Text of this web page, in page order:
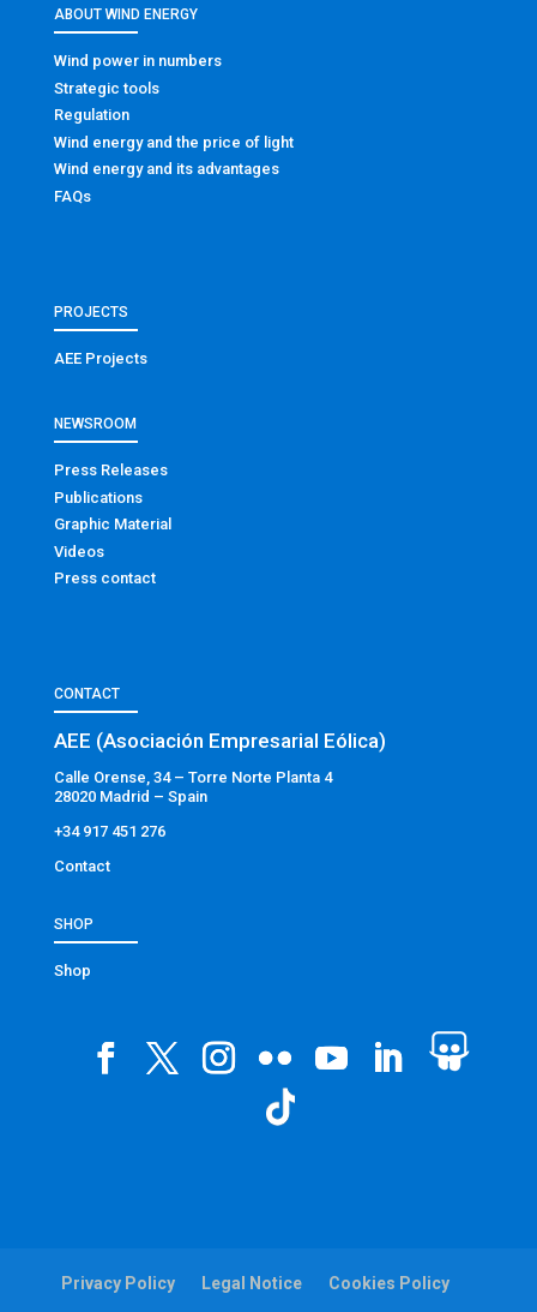
ABOUT WIND ENERGY
Wind power in numbers
Strategic tools
Regulation
Wind energy and the price of light
Wind energy and its advantages
FAQs
PROJECTS
AEE Projects
NEWSROOM
Press Releases
Publications
Graphic Material
Videos
Press contact
CONTACT
AEE (Asociación Empresarial Eólica)
Calle Orense, 34 – Torre Norte Planta 4
28020 Madrid – Spain
+34 917 451 276
Contact
SHOP
Shop
Privacy Policy Legal Notice Cookies Policy